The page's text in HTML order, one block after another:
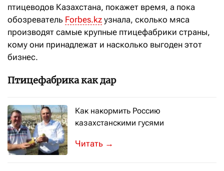
птицеводов Казахстана, покажет время, а пока
обозреватель Forbes.kz узнала, сколько мяса
производят самые крупные птицефабрики страны,
кому они принадлежат и насколько выгоден этот
бизнес.
Птицефабрика как дар
Как накормить Россию
казахстанскими гусями
Единственным казахстанским
→